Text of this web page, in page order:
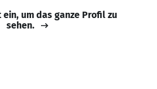
ein, um das ganze Profil zu
sehen.